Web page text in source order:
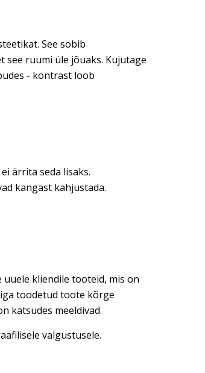
See sobib
see ruumi üle jõuaks. Kujutage
- kontrast loob
ärrita seda lisaks.
kangast kahjustada.
kliendile tooteid, mis on
toodetud toote kõrge
katsudes meeldivad.
valgustusele.